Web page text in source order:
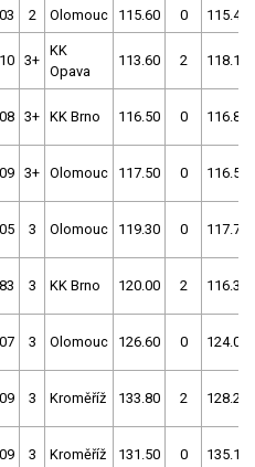
2 Olomouc 115.60 0 115.40
3+
KK
Opava
113.60 2 118.10
3+ KK Brno 116.50 0 116.80
3+ Olomouc 117.50 0 116.50
3 Olomouc 119.30 0 117.70
3 KK Brno 120.00 2 116.30
3 Olomouc 126.60 0 124.00
3 Kroměříž 133.80 2 128.20
3 Kroměříž 131.50 0 135.10